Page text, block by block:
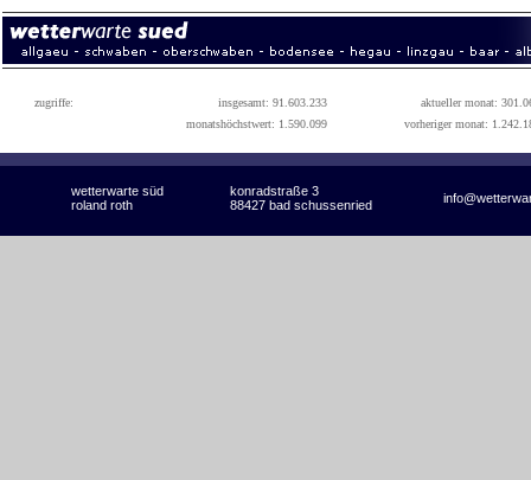
zugriffe: insgesamt: 91.603.233
aktueller monat:
monatshöchstwert: 1.590.099
vorheriger monat:
wetterwarte süd konradstraße 3
roland roth 88427 bad schussenried